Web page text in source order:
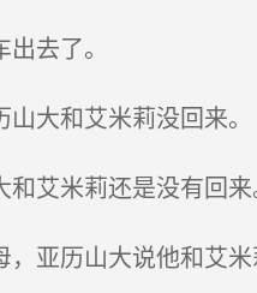
去了。
大和艾米莉没回来。
艾米莉还是没有回来
亚历山大说他和艾米